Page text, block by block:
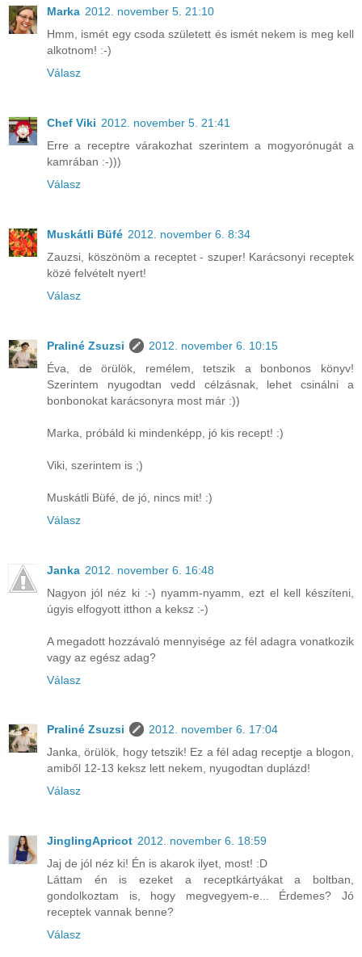
Marka 2012. november 5. 21:10
Hmm, ismét egy csoda született és ismét nekem is meg kell
alkotnom! :-)
Válasz
Chef Viki 2012. november 5. 21:41
Erre a receptre várakozhat szerintem a mogyorónugát a
kamrában :-)))
Válasz
Muskátli Büfé 2012. november 6. 8:34
Zauzsi, köszönöm a receptet - szuper! Karácsonyi receptek
közé felvételt nyert!
Válasz
Praliné Zsuzsi
2012. november 6. 10:15
Éva, de örülök, remélem, tetszik a bonbonos könyv!
Szerintem nyugodtan vedd célzásnak, lehet csinálni a
bonbonokat karácsonyra most már :))
Marka, próbáld ki mindenképp, jó kis recept! :)
Viki, szerintem is ;)
Muskátli Büfé, de jó, nincs mit! :)
Válasz
Janka 2012. november 6. 16:48
Nagyon jól néz ki :-) nyamm-nyamm, ezt el kell készíteni,
úgyis elfogyott itthon a keksz :-)
A megadott hozzávaló mennyisége az fél adagra vonatkozik
vagy az egész adag?
Válasz
Praliné Zsuzsi
2012. november 6. 17:04
Janka, örülök, hogy tetszik! Ez a fél adag receptje a blogon,
amiből 12-13 keksz lett nekem, nyugodtan duplázd!
Válasz
JinglingApricot 2012. november 6. 18:59
Jaj de jól néz ki! Én is akarok ilyet, most! :D
Láttam én is ezeket a receptkártyákat a boltban,
gondolkoztam is, hogy megvegyem-e... Érdemes? Jó
receptek vannak benne?
Válasz